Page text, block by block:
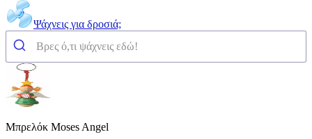
Ψάχνεις για δροσιά;
Μπρελόκ Moses Angel